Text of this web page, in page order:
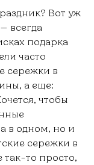
Вот уж
всегда
подарка
часто
сережки в
а еще:
чтобы
в одном, но и
сережки в
то просто,